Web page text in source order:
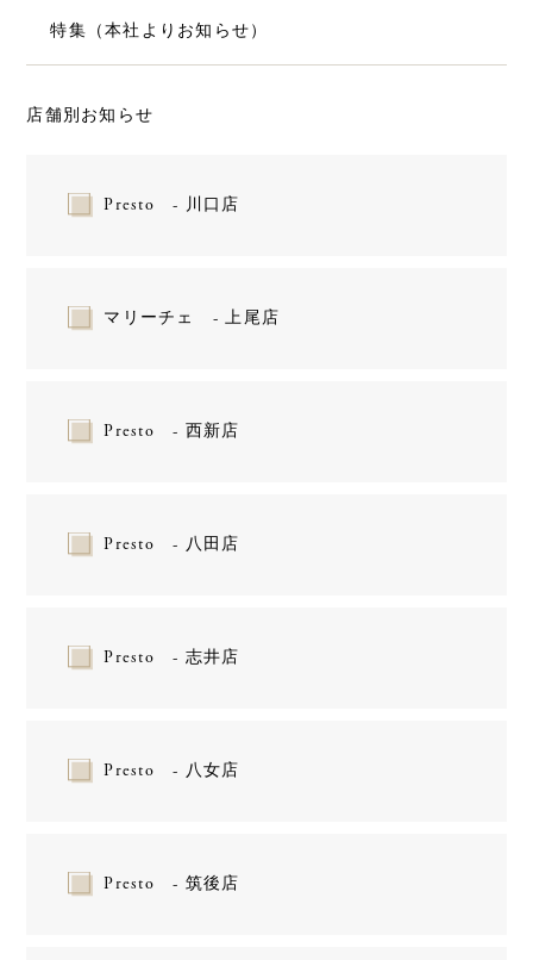
特集（本社よりお知らせ）
店舗別お知らせ
Presto - 川口店
マリーチェ - 上尾店
Presto - 西新店
Presto - 八田店
Presto - 志井店
Presto - 八女店
Presto - 筑後店